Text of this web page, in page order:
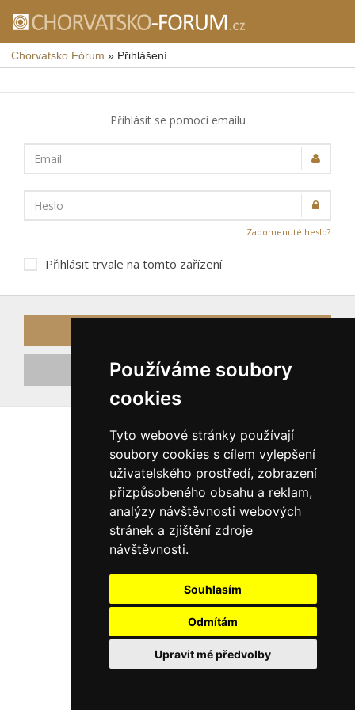
Používáme soubory
cookies
Tyto webové stránky používají
soubory cookies s cílem vylepšení
uživatelského prostředí, zobrazení
přizpůsobeného obsahu a reklam,
analýzy návštěvnosti webových
stránek a zjištění zdroje
návštěvnosti.
Souhlasím
Odmítám
Upravit mé předvolby
Chorvatsko Fórum » Přihlášení
Přihlásit se pomocí emailu
Email
Heslo
Zapomenuté heslo?
Přihlásit trvale na tomto zařízení
Registrovat nový účet